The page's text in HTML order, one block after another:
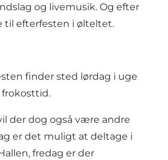
og livemusik. Og efter
til efterfesten i ølteltet.
finder sted lørdag i uge
frokosttid.
der dog også være andre
er det muligt at deltage i
fredag er der